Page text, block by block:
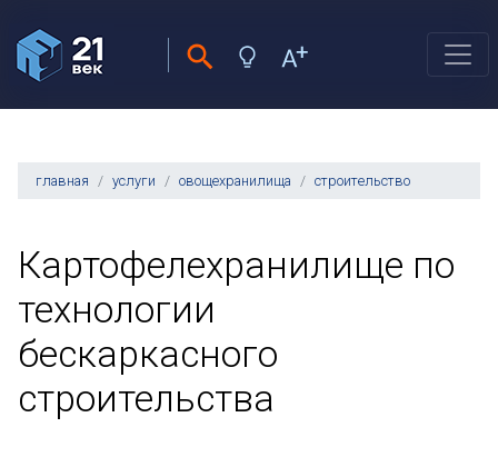
главная услуги овощехранилища строительство
Картофелехранилище по
технологии
бескаркасного
строительства